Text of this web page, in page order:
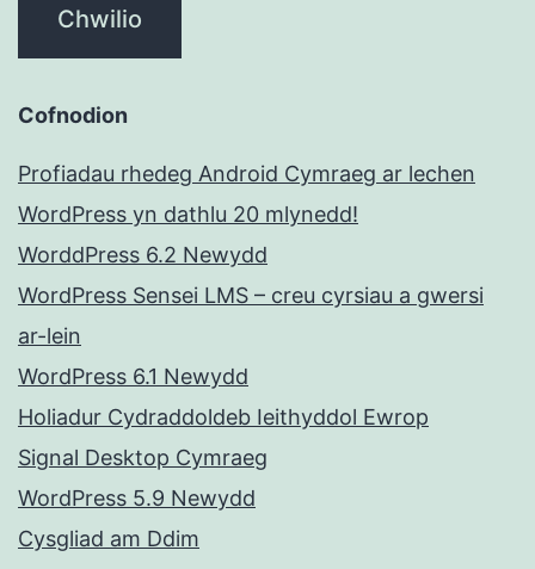
Cofnodion
Profiadau rhedeg Android Cymraeg ar lechen
WordPress yn dathlu 20 mlynedd!
WorddPress 6.2 Newydd
WordPress Sensei LMS – creu cyrsiau a gwersi
ar-lein
WordPress 6.1 Newydd
Holiadur Cydraddoldeb Ieithyddol Ewrop
Signal Desktop Cymraeg
WordPress 5.9 Newydd
Cysgliad am Ddim